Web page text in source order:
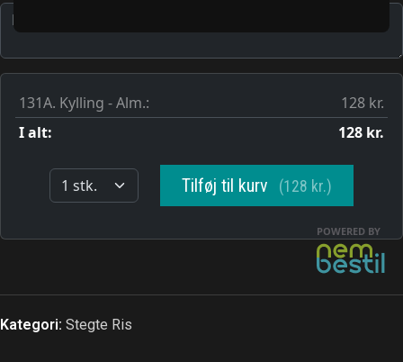
Kategori: Stegte Ris